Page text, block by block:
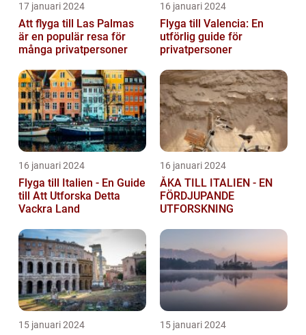
17 januari 2024
Att flyga till Las Palmas
är en populär resa för
många privatpersoner
16 januari 2024
Flyga till Valencia: En
utförlig guide för
privatpersoner
16 januari 2024
Flyga till Italien - En Guide
till Att Utforska Detta
Vackra Land
16 januari 2024
ÅKA TILL ITALIEN - EN
FÖRDJUPANDE
UTFORSKNING
15 januari 2024 15 januari 2024